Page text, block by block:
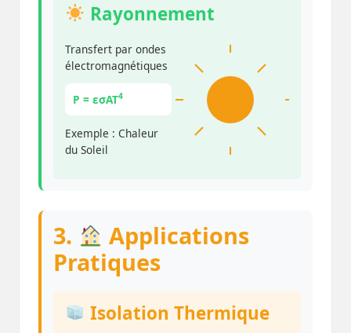
Rayonnement
Transfert par ondes
électromagnétiques
P = εσAT4
Exemple : Chaleur
du Soleil
3.
Applications
Pratiques
Isolation Thermique